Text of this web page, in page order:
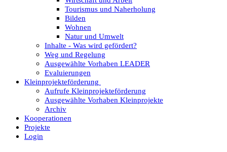
Tourismus und Naherholung
Bilden
Wohnen
Natur und Umwelt
Inhalte - Was wird gefördert?
Weg und Regelung
Ausgewählte Vorhaben LEADER
Evaluierungen
Kleinprojekteförderung
Aufrufe Kleinprojekteförderung
Ausgewählte Vorhaben Kleinprojekte
Archiv
Kooperationen
Projekte
Login